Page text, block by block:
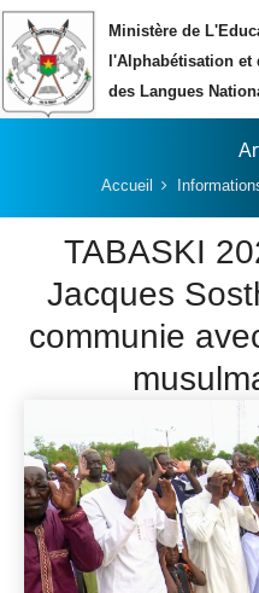
Aller au contenu principal
Ministère de
l'Alphabétisation
des Langues
Vous êtes ici:Accueil
TABASKI
Jacques
communie